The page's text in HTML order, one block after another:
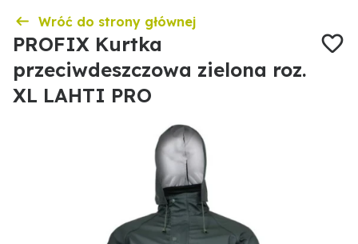
Wróć do strony głównej
PROFIX Kurtka
przeciwdeszczowa zielona roz.
XL LAHTI PRO